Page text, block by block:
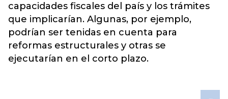
capacidades fiscales del país y los trámites
que implicarían. Algunas, por ejemplo,
podrían ser tenidas en cuenta para
reformas estructurales y otras se
ejecutarían en el corto plazo.